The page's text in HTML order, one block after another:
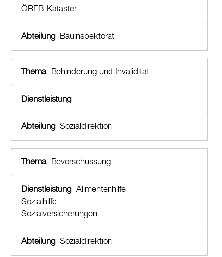
ÖREB-Kataster
Bauinspektorat
Behinderung und Invalidität
Sozialdirektion
Bevorschussung
Alimentenhilfe
Sozialhilfe
Sozialversicherungen
Sozialdirektion